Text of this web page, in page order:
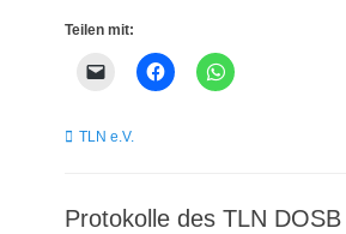
Teilen mit:
Kategorien
TLN e.V.
Protokolle des TLN